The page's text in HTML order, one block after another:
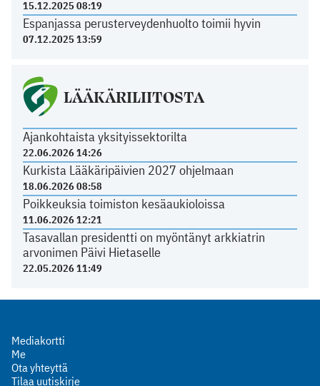
15.12.2025 08:19
Espanjassa perusterveydenhuolto toimii hyvin
07.12.2025 13:59
LÄÄKÄRILIITOSTA
Ajankohtaista yksityissektorilta
22.06.2026 14:26
Kurkista Lääkäripäivien 2027 ohjelmaan
18.06.2026 08:58
Poikkeuksia toimiston kesäaukioloissa
11.06.2026 12:21
Tasavallan presidentti on myöntänyt arkkiatrin
arvonimen Päivi Hietaselle
22.05.2026 11:49
Mediakortti
Me
Ota yhteyttä
Tilaa uutiskirje